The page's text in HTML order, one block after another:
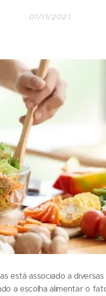
01/11/2021
está associado a
a escolha alimentar o